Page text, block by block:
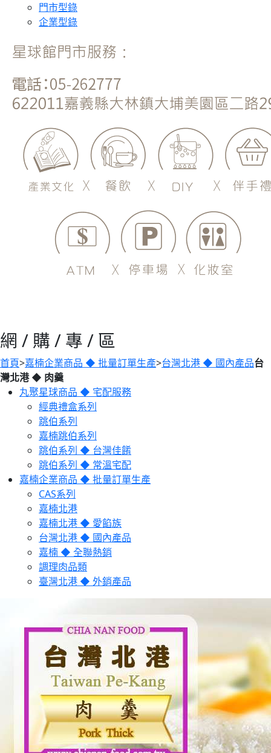
門市型錄
企業型錄
網 / 購 / 專 / 區
首頁>嘉楠企業商品 ◆ 批量訂單生產>台灣北港 ◆ 國內產品台
灣北港 ◆ 肉羹
丸聚星球商品 ◆ 宅配服務
經典禮盒系列
跳伯系列
嘉楠跳伯系列
跳伯系列 ◆ 台灣佳餚
跳伯系列 ◆ 常溫宅配
嘉楠企業商品 ◆ 批量訂單生產
CAS系列
嘉楠北港
嘉楠北港 ◆ 愛餡族
台灣北港 ◆ 國內產品
嘉楠 ◆ 全聯熱銷
調理肉品類
臺灣北港 ◆ 外銷產品